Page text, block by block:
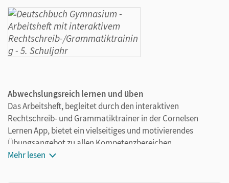
Abwechslungsreich lernen und üben
Das Arbeitsheft, begleitet durch den interaktiven
Rechtschreib- und Grammatiktrainer in der Cornelsen
Lernen App, bietet ein vielseitiges und motivierendes
Übungsangebot zu allen Kompetenzbereichen.
Die zusätzlichen ca. 200 interaktiven Übungen sind auf die
Mehr lesen